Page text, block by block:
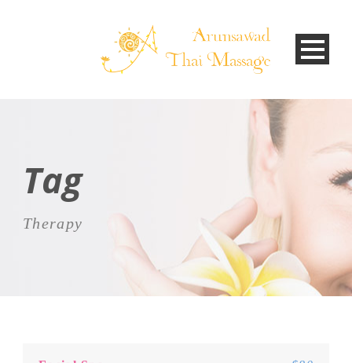
Tag
Therapy